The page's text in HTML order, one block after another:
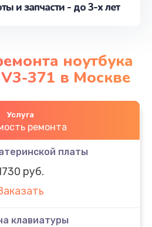
и запчасти - до 3-х лет
ноутбука
371 в Москве
Услуга
ремонта
платы
руб.
клавиатуры